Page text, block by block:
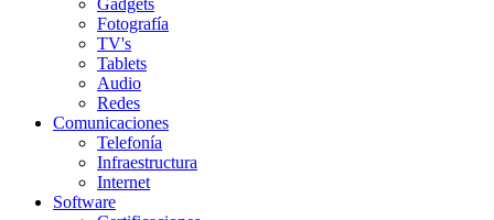
Gadgets
Fotografía
TV's
Tablets
Audio
Redes
Comunicaciones
Telefonía
Infraestructura
Internet
Software